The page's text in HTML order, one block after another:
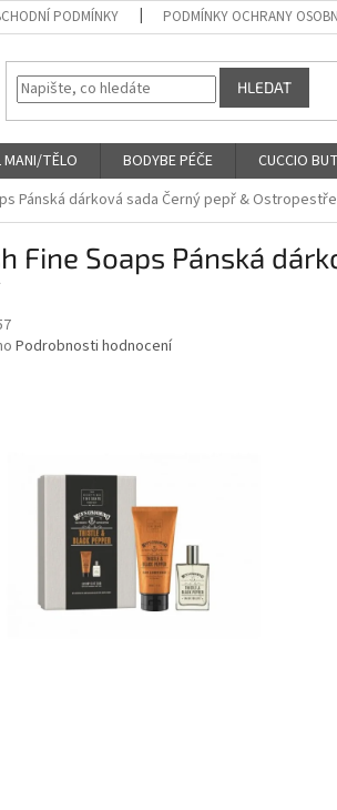
PODMÍNKY PODMÍNKY OCHRANY
HLEDAT
MANI/TĚLO BODYBE PÉČE CUCCIO
Pánská dárková sada Černý pepř &
Fine Soaps Pánská
Podrobnosti hodnocení